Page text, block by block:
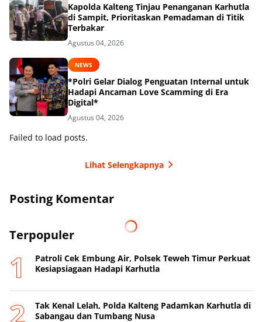
Kapolda Kalteng Tinjau Penanganan Karhutla
di Sampit, Prioritaskan Pemadaman di Titik
Terbakar
Agustus 04, 2026
NEWS
*Polri Gelar Dialog Penguatan Internal untuk
Hadapi Ancaman Love Scamming di Era
Digital*
Agustus 04, 2026
Failed to load posts.
Lihat Selengkapnya
Posting Komentar
Terpopuler
Patroli Cek Embung Air, Polsek Teweh Timur Perkuat
Kesiapsiagaan Hadapi Karhutla
Tak Kenal Lelah, Polda Kalteng Padamkan Karhutla di
Sabangau dan Tumbang Nusa